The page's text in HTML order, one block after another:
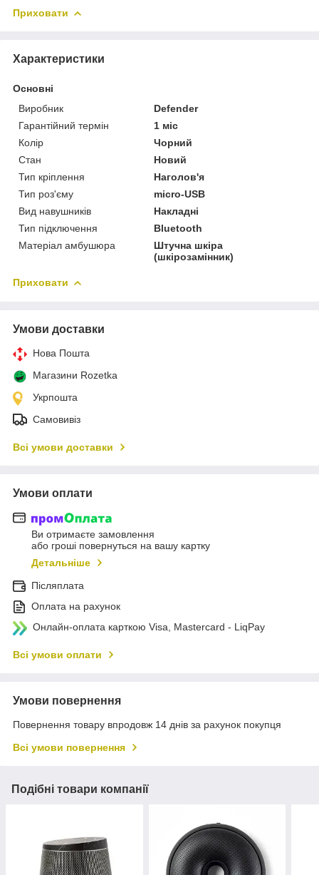
Приховати
Характеристики
Основні
Виробник
Defender
Гарантійний термін
1 міс
Колір
Чорний
Стан
Новий
Тип кріплення
Наголов'я
Тип роз'єму
micro-USB
Вид навушників
Накладні
Тип підключення
Bluetooth
Матеріал амбушюра
Штучна шкіра
(шкірозамінник)
Приховати
Умови доставки
Нова Пошта
Магазини Rozetka
Укрпошта
Самовивіз
Всі умови доставки
Умови оплати
Ви отримаєте замовлення
або гроші повернуться на вашу картку
Детальніше
Післяплата
Оплата на рахунок
Онлайн-оплата карткою Visa, Mastercard - LiqPay
Всі умови оплати
Умови повернення
Повернення товару впродовж 14 днів за рахунок покупця
Всі умови повернення
Подібні товари компанії